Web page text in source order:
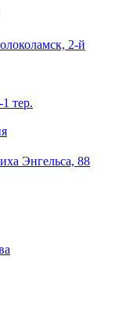
2-й
тер.
Энгельса, 88